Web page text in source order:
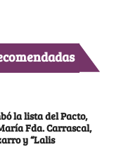
la lista del Pacto,
Fda. Carrascal,
y “Lalis